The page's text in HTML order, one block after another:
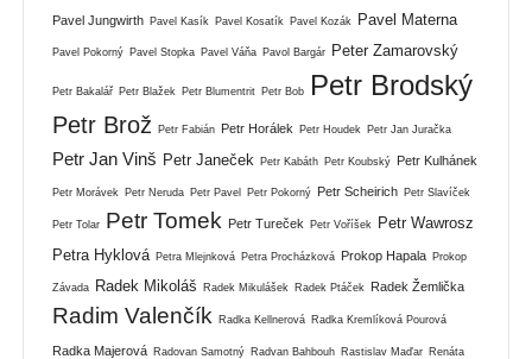
Pavel Jungwirth Pavel Kasík Pavel Kosatík Pavel Kozák Pavel Materna
Pavel Pokorný Pavel Stopka Pavel Váňa Pavol Bargár Peter Zamarovský
Petr Bakalář Petr Blažek Petr Blumentrit Petr Bob Petr Brodský
Petr Brož Petr Fabián Petr Horálek Petr Houdek Petr Jan Juračka
Petr Jan Vinš Petr Janeček Petr Kabáth Petr Koubský Petr Kulhánek
Petr Morávek Petr Neruda Petr Pavel Petr Pokorný Petr Scheirich Petr Slavíček
Petr Tolar Petr Tomek Petr Tureček Petr Voříšek
Petr Wawrosz
Petra Hyklová Petra Mlejnková Petra Procházková Prokop Hapala Prokop
Závada Radek Mikoláš Radek Mikulášek Radek Ptáček Radek Žemlička
Radim Valenčík Radka Kellnerová Radka Kremlíková Pourová
Radka Majerová Radovan Samotný Radvan Bahbouh Rastislav Maďar Renáta